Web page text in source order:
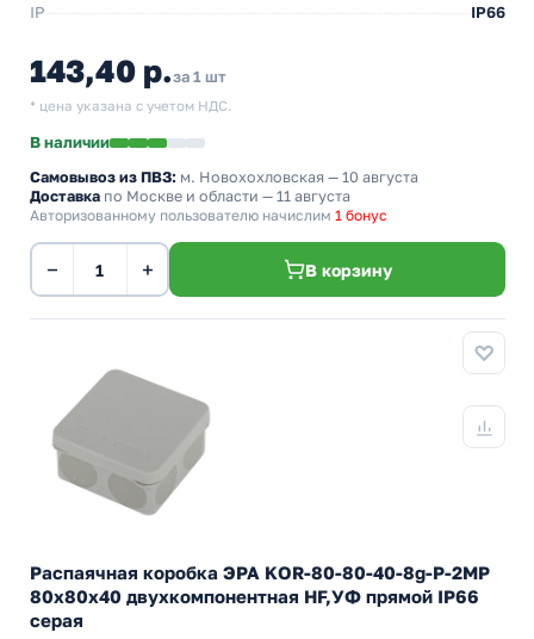
IP
IP66
143,40 р.за 1 шт
* цена указана с учетом НДС.
В наличии
Самовывоз из ПВЗ: м. Новохохловская — 10 августа
Доставка по Москве и области — 11 августа
Авторизованному пользователю начислим 1 бонус
− + В корзину
Распаячная коробка ЭРА KOR-80-80-40-8g-P-2MP
80х80х40 двухкомпонентная HF,УФ прямой IP66
серая